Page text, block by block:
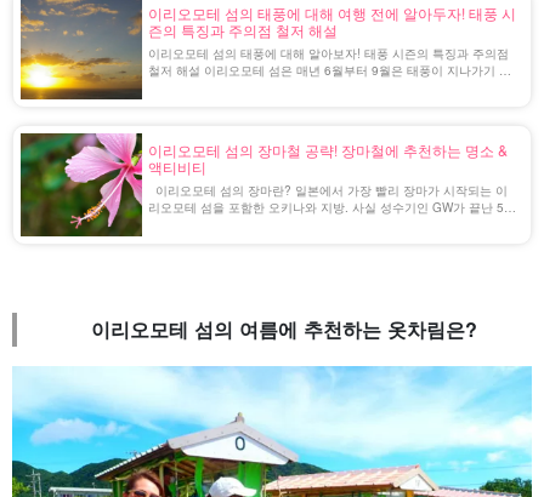
이리오모테 섬의 태풍에 대해 여행 전에 알아두자! 태풍 시
즌의 특징과 주의점 철저 해설
이리오모테 섬의 태풍에 대해 알아보자! 태풍 시즌의 특징과 주의점
철저 해설 이리오모테 섬은 매년 6월부터 9월은 태풍이 지나가기 쉬
이리오모테 섬의 장마철 공략! 장마철에 추천하는 명소 &
액티비티
이리오모테 섬의 장마란? 일본에서 가장 빨리 장마가 시작되는 이
리오모테 섬을 포함한 오키나와 지방. 사실 성수기인 GW가 끝난 5월
이리오모테 섬의 여름에 추천하는 옷차림은?